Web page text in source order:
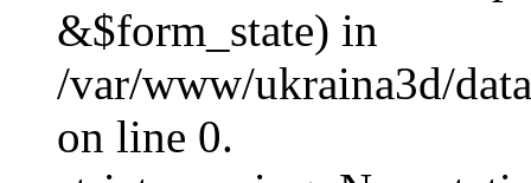
&$form_state) in
/var/www/ukraina3d/
on line 0.